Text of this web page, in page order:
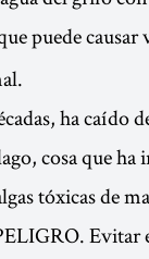
puede
ha caído
cosa que ha
tóxicas de